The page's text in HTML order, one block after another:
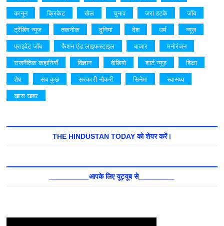
कानून
क्रिकेट खेल चुनाव जरा हटके
जॉब
ट्रेंडिंग न्यूज
तकनीक दुनियां देश धर्म
न्यूज़
प्राइवेट जॉब
फैशन एंड लाइफस्टाइल बाजार
मनोरंजन
राजनैतिक कहानियाँ
विज्ञान वीडियो शार्ट न्यूज़
शिक्षा
शेष
सब कुछ सरकारी नौकरी सिनेमा
स्वास्थ्य
ख़ास खबर
THE HINDUSTAN TODAY को शेयर करें।
__________आपके लिए यूट्यूब से_________